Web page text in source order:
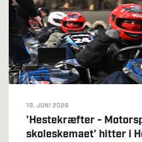
19. JUNI 2026
'Hestekræfter -
skoleskemaet' hitter i